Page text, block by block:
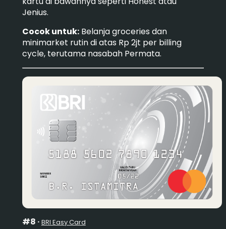
Jenius.
Cocok untuk:Belanja groceries dan
minimarket rutin di atas Rp 2jt per billing
cycle, terutama nasabah Permata.
#8 · BRI Easy Card